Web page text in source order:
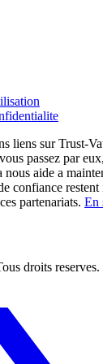
liens sur Trust-
passez par
nous aide a
confiance
partenariats. En
droits reserves.